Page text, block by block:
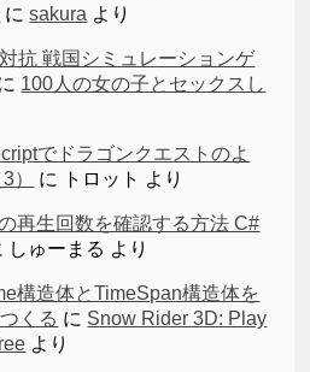
にsakura より
抗 戦国シミュレーションゲ
100人の女の子とセックスし
でドラゴンクエストのよ
）
に トロット より
再生回数を確認する方法 C#
しゅーまる より
構造体とTimeSpan構造体を
くる に Snow Rider 3D: Play
より